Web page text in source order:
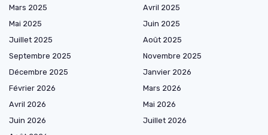
Mars 2025
Avril 2025
Mai 2025
Juin 2025
Juillet 2025
Août 2025
Septembre 2025
Novembre 2025
Décembre 2025
Janvier 2026
Février 2026
Mars 2026
Avril 2026
Mai 2026
Juin 2026
Juillet 2026